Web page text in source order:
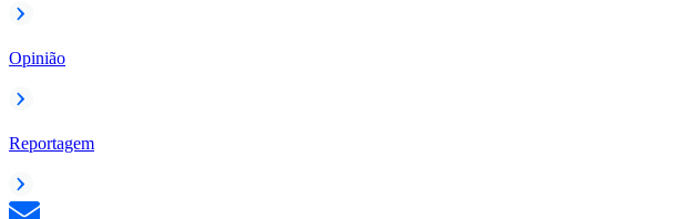
Opinião
Reportagem